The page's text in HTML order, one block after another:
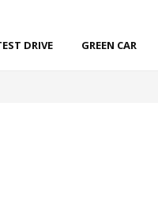
DRIVE GREEN CAR